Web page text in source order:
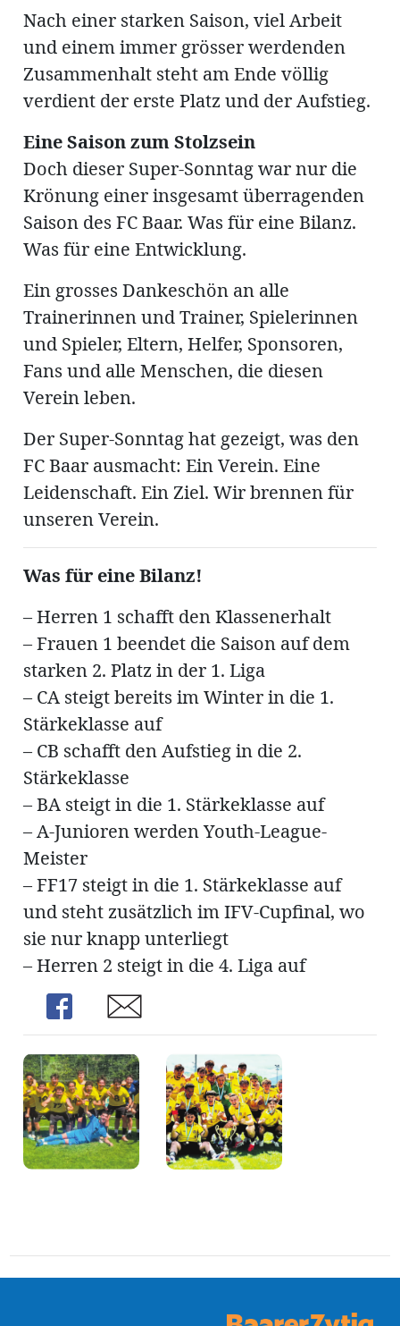
Nach einer starken Saison, viel Arbeit
und einem immer grösser werdenden
Zusammenhalt steht am Ende völlig
verdient der erste Platz und der Aufstieg.
Eine Saison zum Stolzsein
Doch dieser Super-Sonntag war nur die
Krönung einer insgesamt überragenden
Saison des FC Baar. Was für eine Bilanz.
Was für eine Entwicklung.
Ein grosses Dankeschön an alle
Trainerinnen und Trainer, Spielerinnen
und Spieler, Eltern, Helfer, Sponsoren,
Fans und alle Menschen, die diesen
Verein leben.
Der Super-Sonntag hat gezeigt, was den
FC Baar ausmacht: Ein Verein. Eine
Leidenschaft. Ein Ziel. Wir brennen für
unseren Verein.
Was für eine Bilanz!
– Herren 1 schafft den Klassenerhalt
– Frauen 1 beendet die Saison auf dem
starken 2. Platz in der 1. Liga
– CA steigt bereits im Winter in die 1.
Stärkeklasse auf
– CB schafft den Aufstieg in die 2.
Stärkeklasse
– BA steigt in die 1. Stärkeklasse auf
– A-Junioren werden Youth-League-
Meister
– FF17 steigt in die 1. Stärkeklasse auf
und steht zusätzlich im IFV-Cupfinal, wo
sie nur knapp unterliegt
– Herren 2 steigt in die 4. Liga auf
Share
Share